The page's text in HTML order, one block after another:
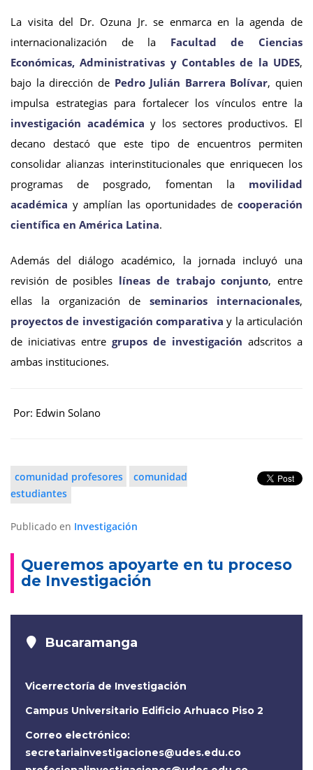
La visita del Dr. Ozuna Jr. se enmarca en la agenda de
internacionalización de la Facultad de Ciencias
Económicas, Administrativas y Contables de la UDES,
bajo la dirección de Pedro Julián Barrera Bolívar, quien
impulsa estrategias para fortalecer los vínculos entre la
investigación académica y los sectores productivos. El
decano destacó que este tipo de encuentros permiten
consolidar alianzas interinstitucionales que enriquecen los
programas de posgrado, fomentan la movilidad
académica y amplían las oportunidades de cooperación
científica en América Latina.
Además del diálogo académico, la jornada incluyó una
revisión de posibles líneas de trabajo conjunto, entre
ellas la organización deseminarios internacionales,
proyectos de investigación comparativa y la articulación
de iniciativas entre grupos de investigación adscritos a
ambas instituciones.
Por: Edwin Solano
comunidad profesores
comunidad
estudiantes
Publicado en Investigación
Queremos apoyarte en tu proceso
de Investigación
Bucaramanga
Vicerrectoría de Investigación
Campus Universitario Edificio Arhuaco Piso 2
Correo electrónico:
secretariainvestigaciones@udes.edu.co